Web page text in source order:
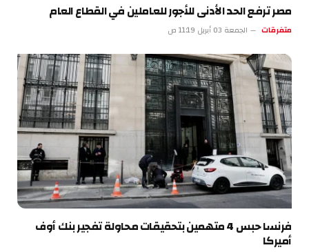
مصر ترفع الحد الأدنى للأجور للعاملين في القطاع العام
متفرقات الجمعة 03 أبريل 11:19 ص
فرنسا حبس 4 متهمين بتحقيقات محاولة تفجير بنك أوف
أميركا